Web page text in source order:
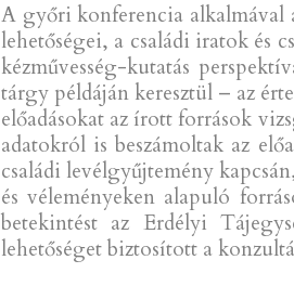
A győri konferencia alkalmával
lehetőségei, a családi iratok és
kézművesség-kutatás
tárgy példáján keresztül – az
előadásokat az írott források
adatokról is beszámoltak az
családi levélgyűjtemény
és véleményeken alapuló
betekintést az Erdélyi
lehetőséget biztosított a